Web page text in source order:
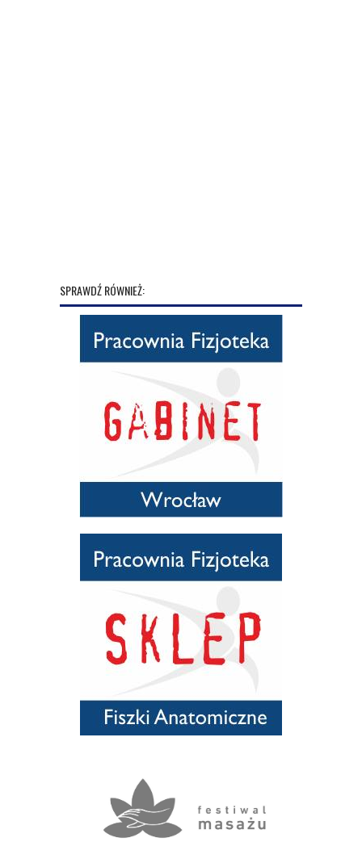
SPRAWDŹ RÓWNIEŻ: